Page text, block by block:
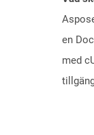
en
med